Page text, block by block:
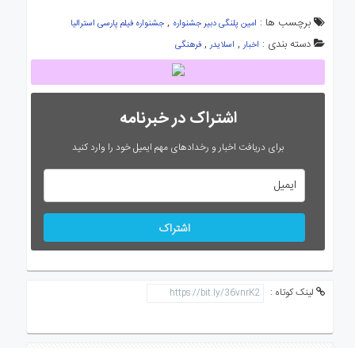
برچسب ها : امین پلنگی دبیر جشنواره , جشنواره فیلم پارسی استرالیا
دسته بندی : اخبار, اسلایدر, فرهنگی
اشتراک در خبرنامه
برای دریافت اخبار و رخدادهای مهم ایمیل خود را وارد کنید
اشتراک
لینک کوتاه :